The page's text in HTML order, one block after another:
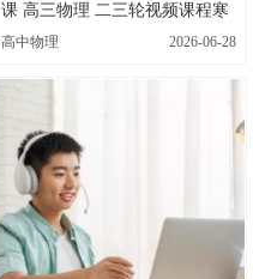
课 高三物理 二三轮视频课程寒
春班 百度网盘下载
高中物理 2026-06-28